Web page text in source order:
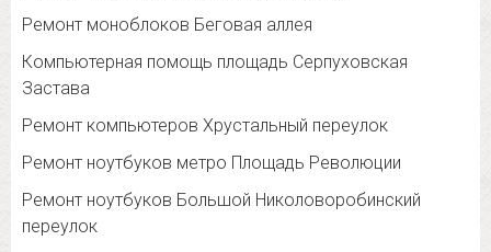
Ремонт моноблоков Беговая аллея
Компьютерная помощь площадь Серпуховская
Застава
Ремонт компьютеров Хрустальный переулок
Ремонт ноутбуков метро Площадь Революции
Ремонт ноутбуков Большой Николоворобинский
переулок